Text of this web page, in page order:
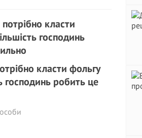
класти фольгу
господинь робить це